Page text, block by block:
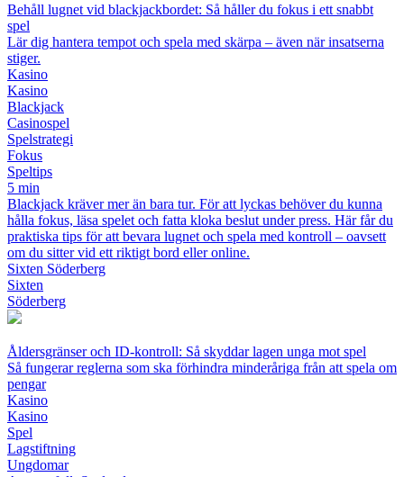
Behåll lugnet vid blackjackbordet: Så håller du fokus i ett snabbt
spel
Lär dig hantera tempot och spela med skärpa – även när insatserna
stiger.
Kasino
Kasino
Blackjack
Casinospel
Spelstrategi
Fokus
Speltips
5 min
Blackjack kräver mer än bara tur. För att lyckas behöver du kunna
hålla fokus, läsa spelet och fatta kloka beslut under press. Här får du
praktiska tips för att bevara lugnet och spela med kontroll – oavsett
om du sitter vid ett riktigt bord eller online.
Sixten Söderberg
Sixten
Söderberg
Åldersgränser och ID-kontroll: Så skyddar lagen unga mot spel
Så fungerar reglerna som ska förhindra minderåriga från att spela om
pengar
Kasino
Kasino
Spel
Lagstiftning
Ungdomar